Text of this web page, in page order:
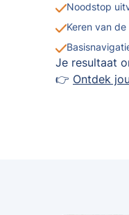
Noodstop
Keren van
Je resultaat
👉 Ontdek